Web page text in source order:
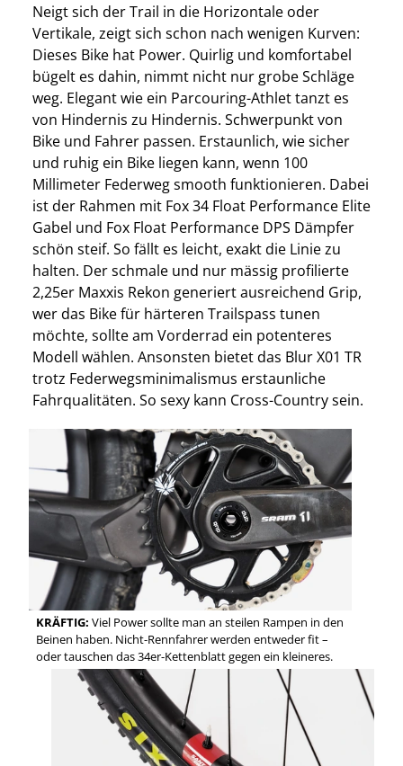
Neigt sich der Trail in die Horizontale oder
Vertikale, zeigt sich schon nach wenigen Kurven:
Dieses Bike hat Power. ­Quirlig und komfortabel
bügelt es dahin, nimmt nicht nur grobe Schläge
weg. Elegant wie ein Parcouring-Athlet tanzt es
von Hindernis zu Hindernis. Schwerpunkt von
Bike und Fahrer passen. Erstaunlich, wie sicher
und ruhig ein Bike liegen kann, wenn 100
Millimeter Federweg smooth funktionieren. Dabei
ist der Rahmen mit Fox 34 Float Performance Elite
Gabel und Fox Float Performance DPS Dämpfer
schön steif. So fällt es leicht, exakt die Linie zu
halten. Der schmale und nur mässig profilierte
2,25er Maxxis Rekon generiert ausreichend Grip,
wer das Bike für härteren Trailspass tunen
möchte, sollte am Vorderrad ein potenteres
Modell wählen. Ansonsten bietet das Blur X01 TR
trotz Federwegsminimalismus erstaunliche
Fahrqualitäten. So sexy kann Cross-Country sein.
KRÄFTIG: Viel Power sollte man an steilen Rampen in den
Beinen haben. Nicht-Rennfahrer werden entweder fit –
oder tauschen das 34er-Kettenblatt gegen ein kleineres.